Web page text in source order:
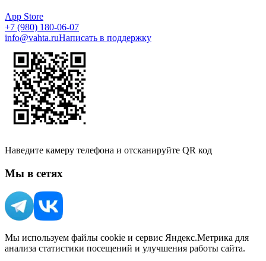
App Store
+7 (980) 180-06-07
info@vahta.ruНаписать в поддержку
Наведите камеру телефона и отсканируйте QR код
Мы в сетях
Мы используем файлы cookie и сервис Яндекс.Метрика для
анализа статистики посещений и улучшения работы сайта.